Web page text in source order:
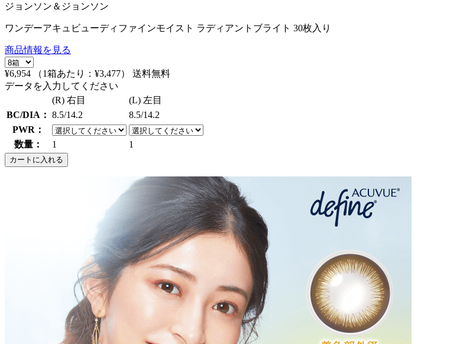
ジョンソン＆ジョンソン
ワンデーアキュビューディファインモイスト ラディアントブライト 30枚入り
商品情報を見る
¥6,954 （1箱あたり： ¥3,477）
送料無料
データを入力してください
(R) 右目
(L) 左目
BC/DIA： 8.5/14.2
8.5/14.2
PWR：
数量：
1 1
カートに入れる